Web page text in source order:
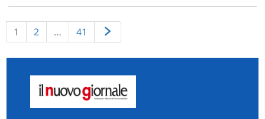
1 2 … 41